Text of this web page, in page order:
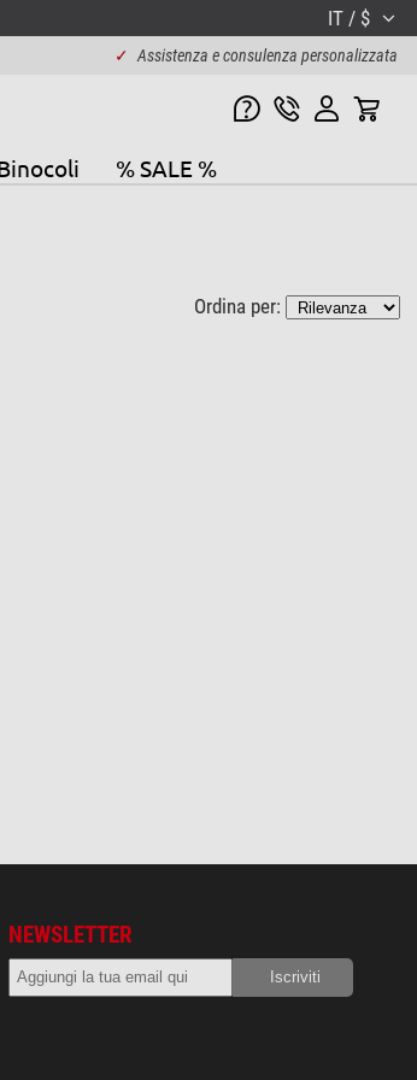
IT / $
✓ Assistenza e consulenza personalizzata
% SALE %
Ordina per:
NEWSLETTER